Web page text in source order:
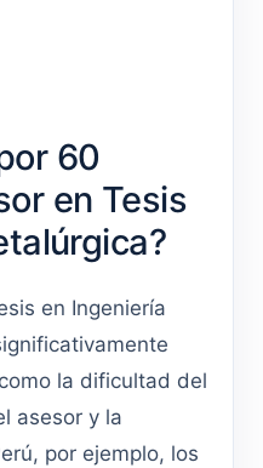
60
en Tesis
en Ingeniería
la dificultad del
asesor y la
por ejemplo, los